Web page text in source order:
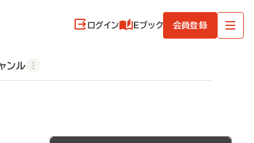
ログイン Eブック 会員登録
ンル